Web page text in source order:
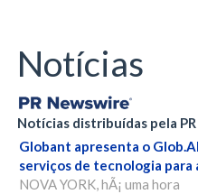
Notícias
Notícias distribuídas pela
Globant apresenta o
serviços de tecnologia para
NOVA YORK, hÃ¡ uma hora